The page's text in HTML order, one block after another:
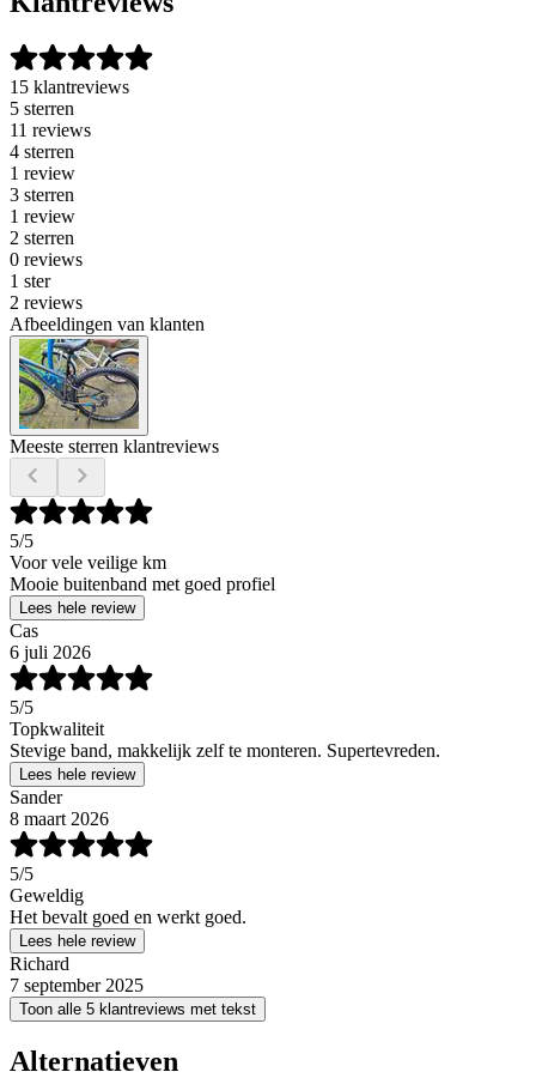
15 klantreviews
5 sterren
11 reviews
4 sterren
1 review
3 sterren
1 review
2 sterren
0 reviews
1 ster
2 reviews
Afbeeldingen van klanten
Meeste sterren klantreviews
5/5
Voor vele veilige km
Mooie buitenband met goed profiel
Lees hele review
Cas
6 juli 2026
5/5
Topkwaliteit
Stevige band, makkelijk zelf te monteren. Supertevreden.
Lees hele review
Sander
8 maart 2026
5/5
Geweldig
Het bevalt goed en werkt goed.
Lees hele review
Richard
7 september 2025
Toon alle 5 klantreviews met tekst
Alternatieven